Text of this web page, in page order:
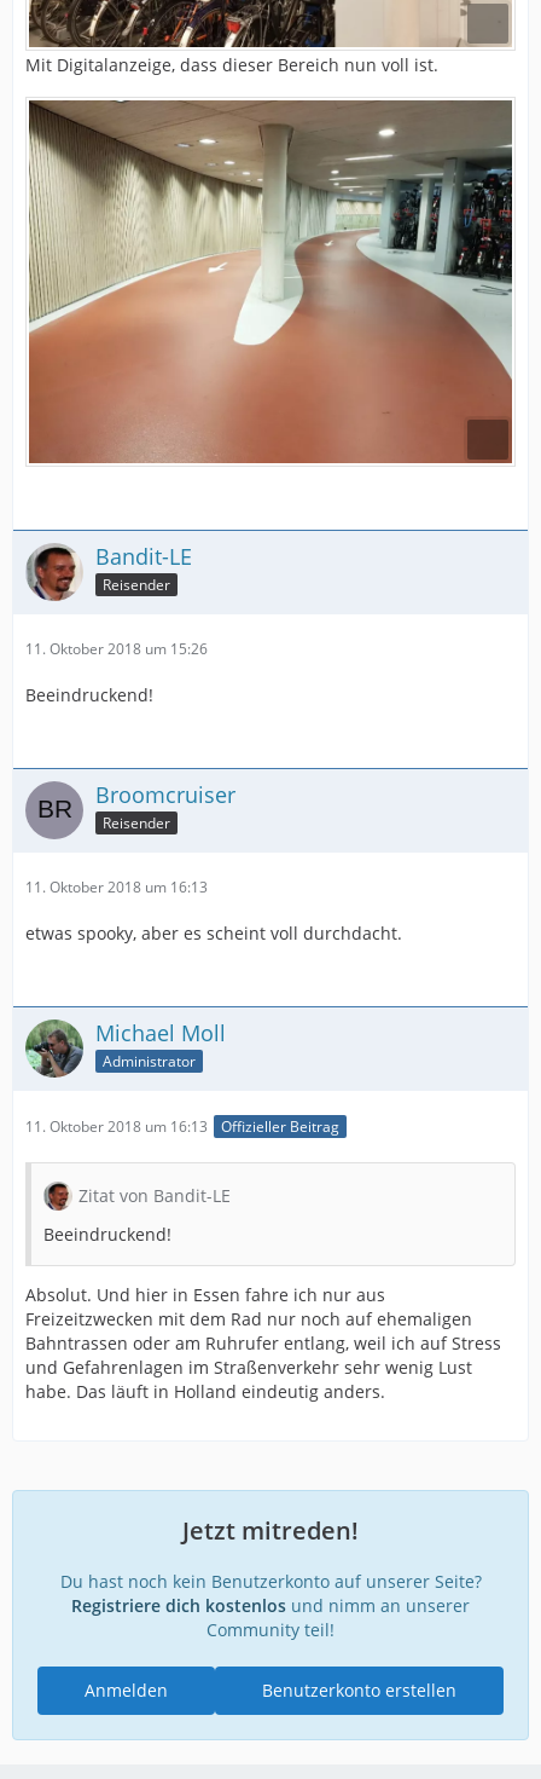
Mit Digitalanzeige, dass dieser Bereich nun voll ist.
Bandit-LE
Reisender
11. Oktober 2018 um 15:26
Beeindruckend!
Broomcruiser
Reisender
11. Oktober 2018 um 16:13
etwas spooky, aber es scheint voll durchdacht.
Michael Moll
Administrator
11. Oktober 2018 um 16:13 Offizieller Beitrag
Zitat von Bandit-LE
Beeindruckend!
Absolut. Und hier in Essen fahre ich nur aus
Freizeitzwecken mit dem Rad nur noch auf ehemaligen
Bahntrassen oder am Ruhrufer entlang, weil ich auf Stress
und Gefahrenlagen im Straßenverkehr sehr wenig Lust
habe. Das läuft in Holland eindeutig anders.
Jetzt mitreden!
Du hast noch kein Benutzerkonto auf unserer Seite?
Registriere dich kostenlos und nimm an unserer
Community teil!
Benutzerkonto erstellen
Anmelden